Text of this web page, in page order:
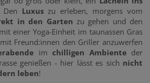
Den Luxuszu erleben, morgens vom
in den Garten zu gehen und den
einer Yoga-Einheit im taunassen Gras
Freund:innen den Griller anzuwerfen
im chilligen Ambiente der
genießen - hier lässt es sich nicht
leben!